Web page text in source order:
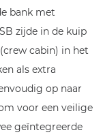
bank met
zijde in de kuip
cabin) in het
als extra
op naar
voor een veilige
geïntegreerde